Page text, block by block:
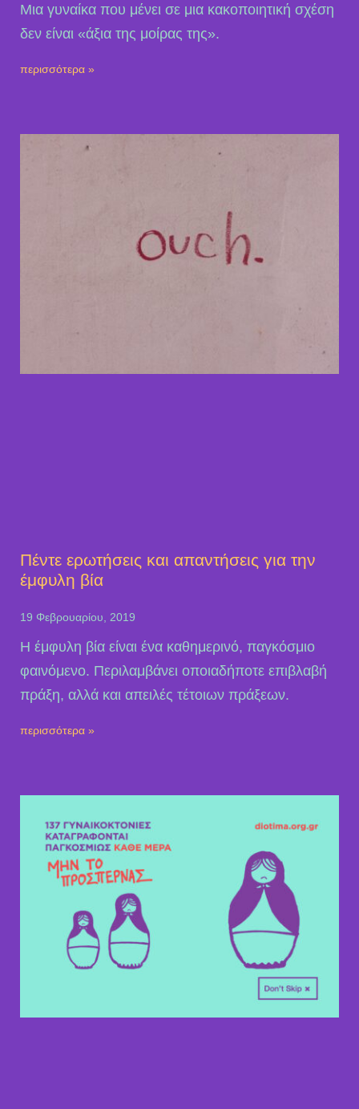
Μια γυναίκα που μένει σε μια κακοποιητική σχέση
δεν είναι «άξια της μοίρας της».
περισσότερα »
Πέντε ερωτήσεις και απαντήσεις για την
έμφυλη βία
19 Φεβρουαρίου, 2019
Η έμφυλη βία είναι ένα καθημερινό, παγκόσμιο
φαινόμενο. Περιλαμβάνει οποιαδήποτε επιβλαβή
πράξη, αλλά και απειλές τέτοιων πράξεων.
περισσότερα »